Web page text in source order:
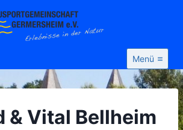
Menü
& Vital Bellheim